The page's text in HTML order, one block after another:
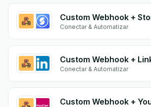
Custom Webhook +
Conectar & Automatizar
Custom Webhook +
Conectar & Automatizar
Custom Webhook +